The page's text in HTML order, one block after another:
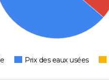
Prix des eaux usées